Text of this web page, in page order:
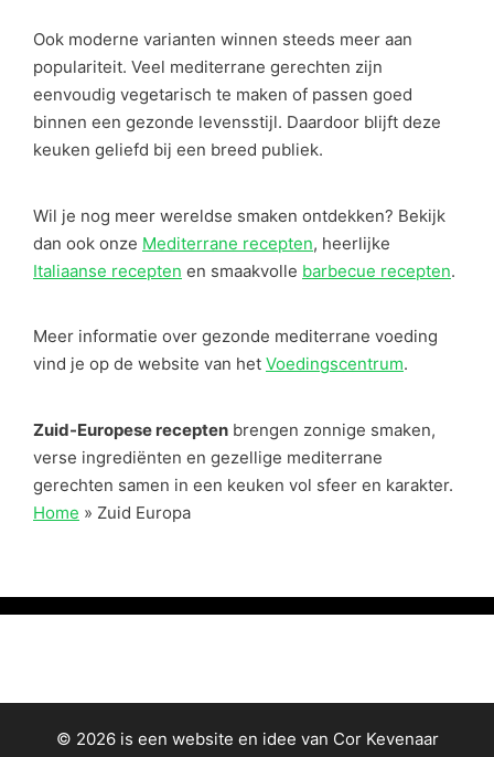
Ook moderne varianten winnen steeds meer aan
populariteit. Veel mediterrane gerechten zijn
eenvoudig vegetarisch te maken of passen goed
binnen een gezonde levensstijl. Daardoor blijft deze
keuken geliefd bij een breed publiek.
Wil je nog meer wereldse smaken ontdekken? Bekijk
dan ook onze Mediterrane recepten, heerlijke
Italiaanse recepten en smaakvolle barbecue recepten.
Meer informatie over gezonde mediterrane voeding
vind je op de website van het Voedingscentrum.
Zuid-Europese recepten brengen zonnige smaken,
verse ingrediënten en gezellige mediterrane
gerechten samen in een keuken vol sfeer en karakter.
Home » Zuid Europa
© 2026 is een website en idee van Cor Kevenaar